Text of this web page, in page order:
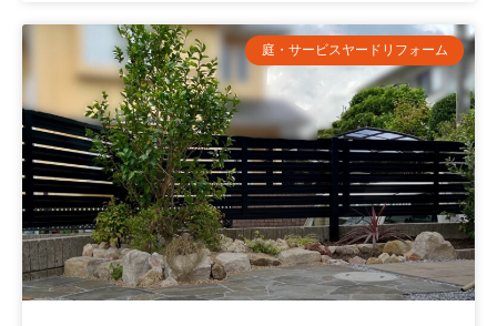
庭・サービスヤードリフォーム